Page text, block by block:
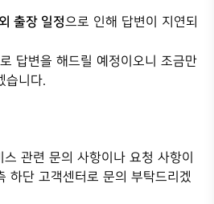
출장 일정으로 인해 답변이 지연되
답변을 해드릴 예정이오니 조금만
습니다.
관련 문의 사항이나 요청 사항이
하단 고객센터로 문의 부탁드리겠